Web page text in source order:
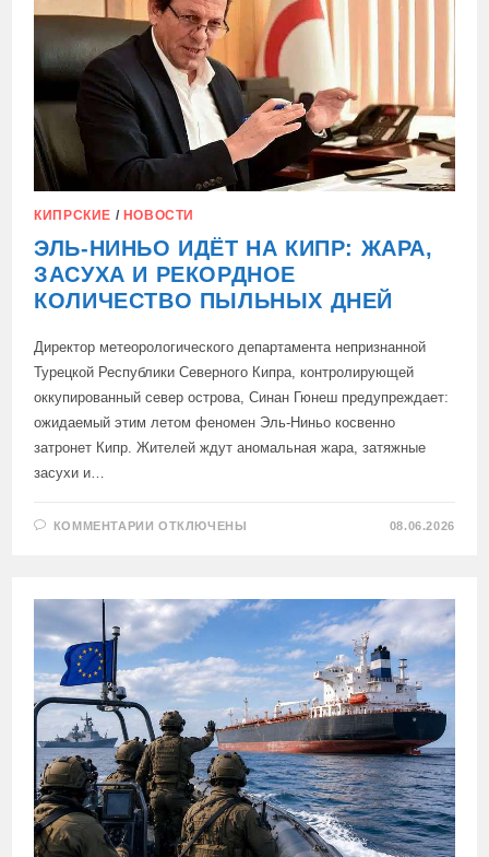
КИПРСКИЕ / НОВОСТИ
ЭЛЬ-НИНЬО ИДЁТ НА КИПР: ЖАРА,
ЗАСУХА И РЕКОРДНОЕ
КОЛИЧЕСТВО ПЫЛЬНЫХ ДНЕЙ
Директор метеорологического департамента непризнанной
Турецкой Республики Северного Кипра, контролирующей
оккупированный север острова, Синан Гюнеш предупреждает:
ожидаемый этим летом феномен Эль-Ниньо косвенно
затронет Кипр. Жителей ждут аномальная жара, затяжные
засухи и…
КОММЕНТАРИИ К
НА
КИПР:
ЖАРА,
ЗАСУХА
И
РЕКОРДНОЕ
КОЛИЧЕСТВО
ПЫЛЬНЫХ
ДНЕЙ
ОТКЛЮЧЕНЫ 08.06.2026